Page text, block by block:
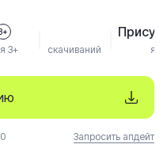
Запросить апдейт
3+ скачиваний